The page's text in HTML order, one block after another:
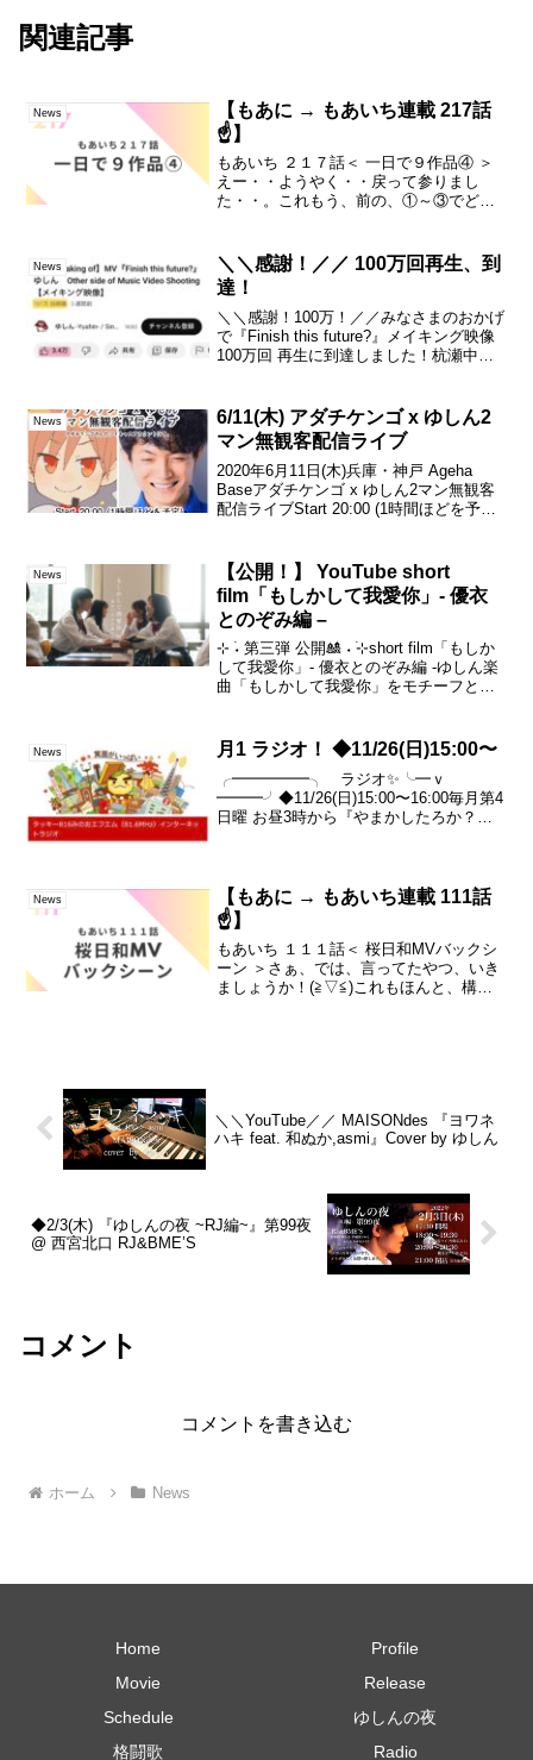
関連記事
News
【もあに → もあいち連載 217話
☝️】
もあいち ２１７話＜ 一日で９作品④ ＞
えー・・ようやく・・戻って参りまし
た・・。これもう、前の、①～③でどん
続きは▼ーーshort film「もしかして我愛
你」▼ プ...
News
＼＼感謝！／／ 100万回再生、到
達！
＼＼感謝！100万！／／みなさまのおかげ
で『Finish this future?』メイキング映像
100万回 再生に到達しました！杭瀬中市
も宜しくお願い致します！チーム...
News
6/11(木) アダチケンゴ x ゆしん‬‪2
マン無観客配信ライブ
‪2020年6月11日(木)‬‪兵庫・神戸 Ageha
Base‬‪アダチケンゴ x ゆしん‬‪2マン無観客
配信ライブStart 20:00 (1時間ほどを予定)‬
News
【公開！】 YouTube short
film「もしかして我愛你」- 優衣
とのぞみ編 –
⊹ ࣪˖ 第三弾 公開🎎 ˖ ࣪⊹short film「もしか
して我愛你」- 優衣とのぞみ編 -ゆしん楽
曲「もしかして我愛你」をモチーフとし
けてきた ショートフ...
News 月1 ラジオ！ ◆11/26(日)15:00〜
╭━━━━━╮ ラジオ✨╰━ｖ
━━━╯◆11/26(日)15:00〜16:00毎月第4
日曜 お昼3時から『やまかしたろか？ラ
News
【もあに → もあいち連載 111話
☝️】
もあいち １１１話＜ 桜日和MVバックシ
ーン ＞さぁ、では、言ってたやつ、いき
ましょうか！(≧▽≦)これもほんと、構想
＼＼YouTube／／ MAISONdes 『ヨワネ
ハキ feat. 和ぬか,asmi』Cover by ゆしん
◆2/3(木) 『ゆしんの夜 ~RJ編~』第99夜
@ 西宮北口 RJ&BME’S
コメント
コメントを書き込む
ホーム News
Home
Profile
Movie
Release
Schedule
ゆしんの夜
格闘歌
Radio